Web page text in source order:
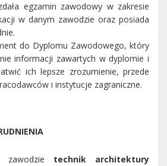
egzamin zawodowy w zakresie
w danym zawodzie oraz posiada
do Dyplomu Zawodowego, który
informacji zawartych w dyplomie i
ich lepsze zrozumienie, przede
i instytucje zagraniczne.
zawodzie technik architektury